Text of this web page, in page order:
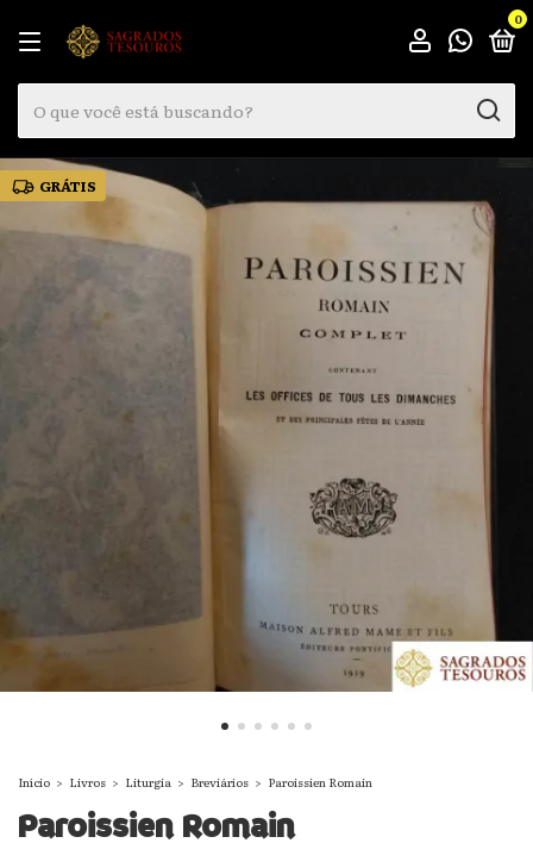
0
GRÁTIS
Início > Livros > Liturgia > Breviários > Paroissien Romain
Paroissien Romain